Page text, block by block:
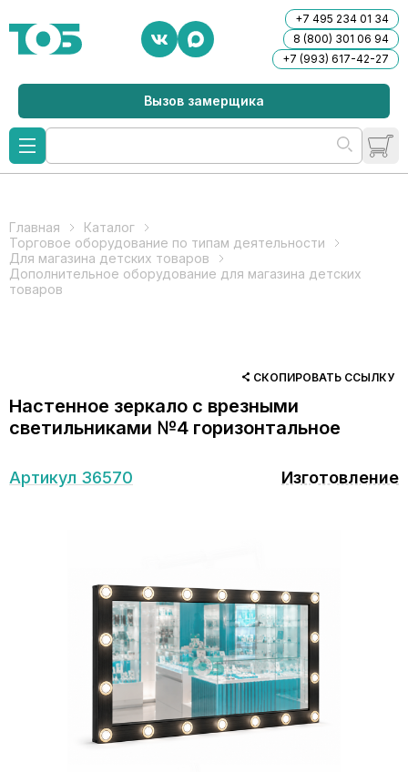
+7 495 234 01 34
8 (800) 301 06 94
+7 (993) 617-42-27
Вызов замерщика
Главная
Каталог
Торговое оборудование по типам деятельности
Для магазина детских товаров
Дополнительное оборудование для магазина детских
товаров
СКОПИРОВАТЬ ССЫЛКУ
Настенное зеркало с врезными
светильниками №4 горизонтальное
Артикул 36570 Изготовление